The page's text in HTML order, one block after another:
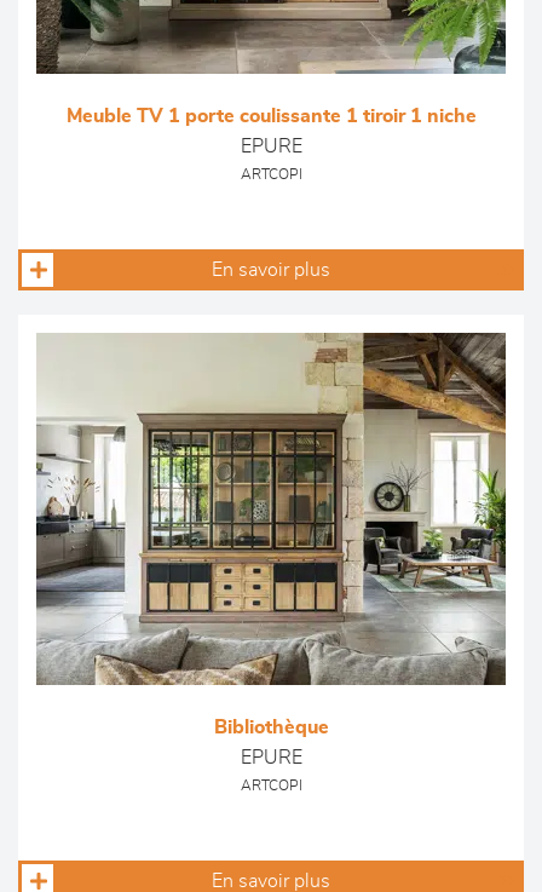
Meuble TV 1 porte coulissante 1 tiroir 1 niche
EPURE
ARTCOPI
En savoir plus
Bibliothèque
EPURE
ARTCOPI
En savoir plus